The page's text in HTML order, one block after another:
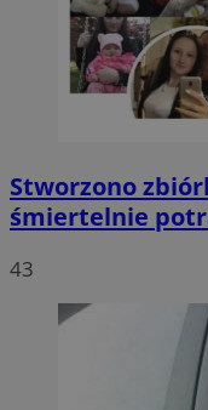
Stworzono
śmiertelnie
43